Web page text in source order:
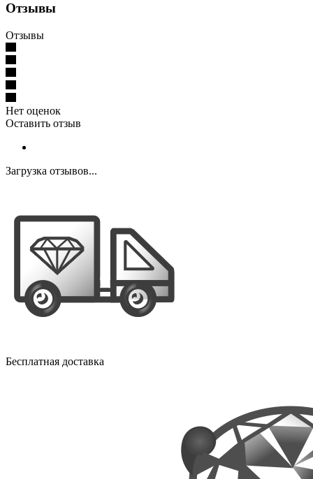
Отзывы
Отзывы
Нет оценок
Оставить отзыв
Загрузка отзывов...
Бесплатная доставка